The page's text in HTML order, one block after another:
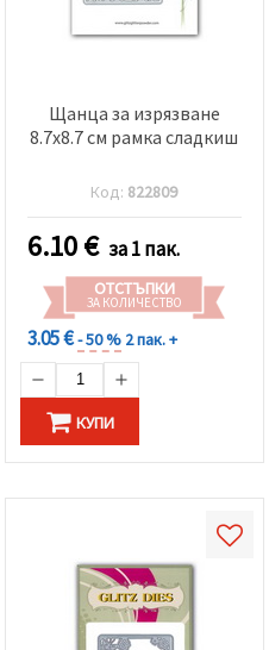
Щанца за изрязване
8.7x8.7 см рамка сладкиш
Код: 822809
6.10€ за 1 пак.
ОТСТЪПКИ
ЗА КОЛИЧЕСТВО
3.05 €- 50 % 2 пак. +
КУПИ